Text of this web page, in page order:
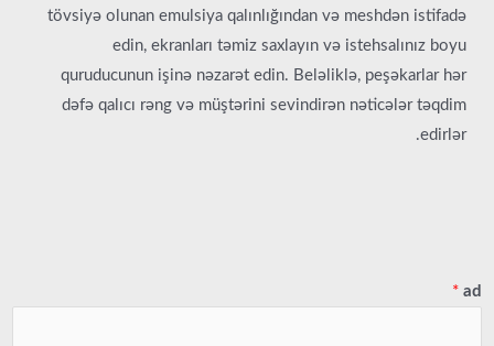
tövsiyə olunan emulsiya qalınlığından və meshdən istifadə
edin, ekranları təmiz saxlayın və istehsalınız boyu
quruducunun işinə nəzarət edin. Beləliklə, peşəkarlar hər
dəfə qalıcı rəng və müştərini sevindirən nəticələr təqdim
edirlər.
ad
*